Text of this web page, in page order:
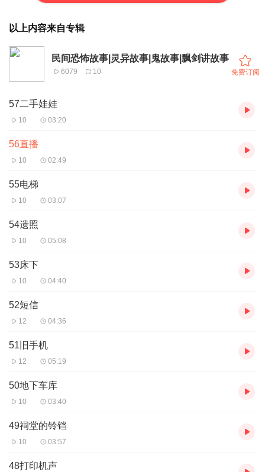
以上内容来自专辑
民间恐怖故事|灵异故事|鬼故事|飘剑讲故事
6079 10 免费订阅
57二手娃娃
10 03:20
56直播
10 02:49
55电梯
10 03:07
54遗照
10 05:08
53床下
10 04:40
52短信
12 04:36
51旧手机
12 05:19
50地下车库
10 03:40
49祠堂的铃铛
10 03:57
48打印机声